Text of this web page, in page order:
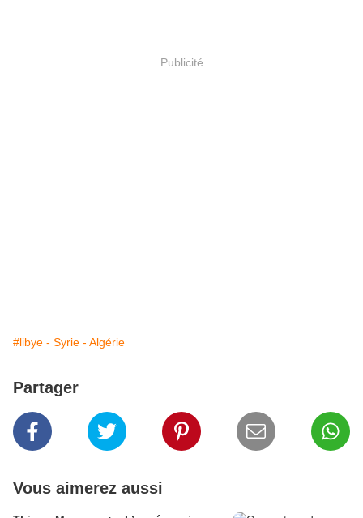
Publicité
#libye - Syrie - Algérie
Partager
Vous aimerez aussi